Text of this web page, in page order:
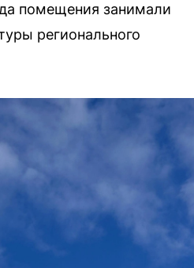
помещения занимали
регионального